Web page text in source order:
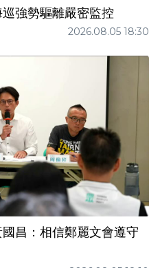
強勢驅離嚴密監控
2026.08.05 18:30
昌：相信鄭麗文會遵守